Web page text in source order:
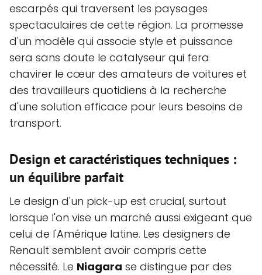
escarpés qui traversent les paysages
spectaculaires de cette région. La promesse
d'un modèle qui associe style et puissance
sera sans doute le catalyseur qui fera
chavirer le cœur des amateurs de voitures et
des travailleurs quotidiens à la recherche
d'une solution efficace pour leurs besoins de
transport.
Design et caractéristiques techniques :
un équilibre parfait
Le design d'un pick-up est crucial, surtout
lorsque l'on vise un marché aussi exigeant que
celui de l'Amérique latine. Les designers de
Renault semblent avoir compris cette
nécessité. Le Niagara se distingue par des